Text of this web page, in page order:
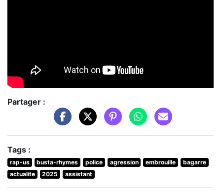
Partager :
Tags :
rap-us busta-rhymes police agression embrouille
bagarre
actualite
2025 assistant